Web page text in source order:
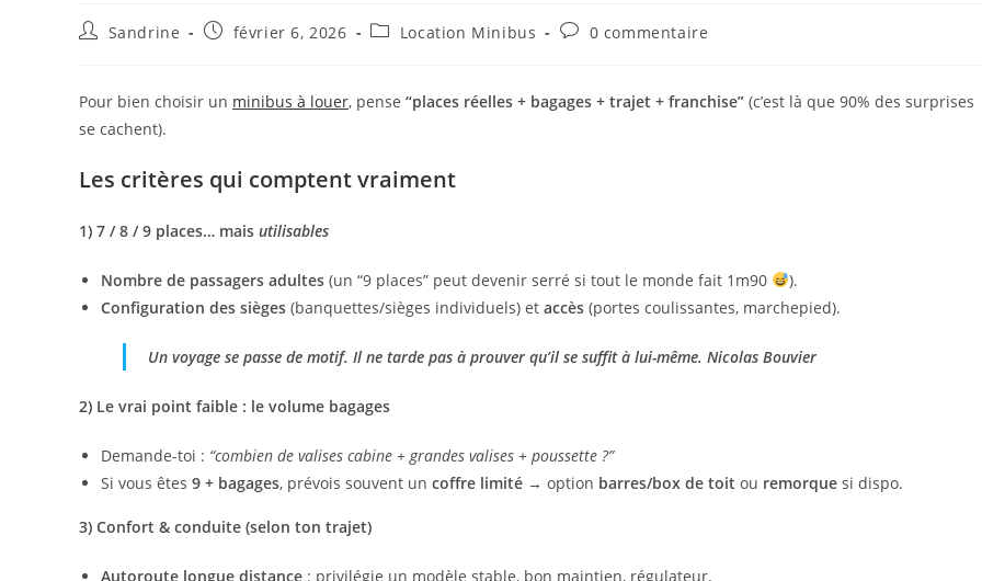
Auteur/autrice
publication :
Sandrine
Publication
février 6, 2026
PostLocation Minibus
Commentaires
publication :
0 commentaire
Pour bien choisir un minibus à louer, pense “places réelles + bagages + trajet + franchise” (c’est là que 90% des surprises
se cachent).
Les critères qui comptent vraiment
1) 7 / 8 / 9 places… mais utilisables
Nombre de passagers adultes (un “9 places” peut devenir serré si tout le monde fait 1m90
).
Configuration des sièges (banquettes/sièges individuels) et accès (portes coulissantes, marchepied).
Un voyage se passe de motif. Il ne tarde pas à prouver qu’il se suffit à lui-même. Nicolas Bouvier
2) Le vrai point faible : le volume bagages
Demande-toi : “combien de valises cabine + grandes valises + poussette ?”
Si vous êtes 9 + bagages, prévois souvent un coffre limité → option barres/box de toit ou remorque si dispo.
3) Confort & conduite (selon ton trajet)
Autoroute longue distance : privilégie un modèle stable, bon maintien, régulateur.